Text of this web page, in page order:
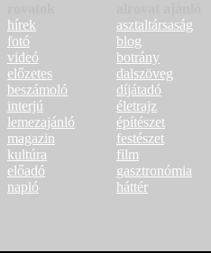
hírek
fotó
videó
előzetes
beszámoló
interjú
lemezajánló
magazin
kultúra
előadó
napló
asztaltársaság
blog
botrány
dalszöveg
díjátadó
életrajz
építészet
festészet
film
gasztronómia
háttér